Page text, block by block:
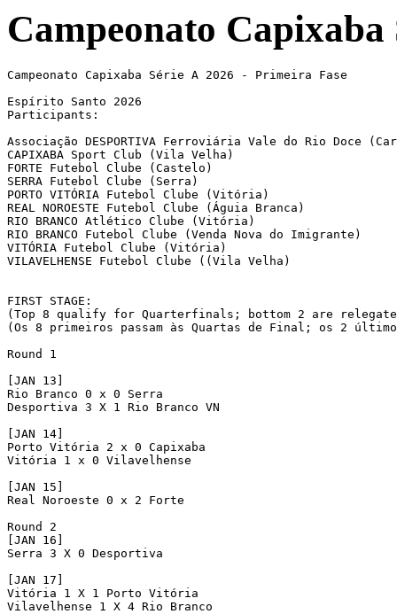
Campeonato Capixaba
Campeonato Capixaba Série A 2026 - Primeira Fase
Espírito Santo 2026
Participants:
Associação DESPORTIVA Ferroviária Vale do Rio Doce
CAPIXABA Sport Club
FORTE Futebol Clube (Castelo)
SERRA Futebol Clube (Serra)
PORTO VITÓRIA Futebol
REAL NOROESTE Futebol Clube (Águia Branca)
RIO BRANCO Atlético Clube (Vitória)
RIO BRANCO Futebol Clube (Venda Nova do Imigrante)
VITÓRIA Futebol Clube (Vitória)
VILAVELHENSE Futebol Clube
FIRST STAGE:
(Top 8 qualify for Quarterfinals; bottom 2 are
(Os 8 primeiros passam às Quartas de Final; os 2
Round 1
[JAN 13]
Rio Branco 0 x 0 Serra
Desportiva 3 X 1 Rio Branco VN
[JAN 14]
Porto Vitória 2 x 0 Capixaba
Vitória 1 x 0 Vilavelhense
[JAN 15]
Real Noroeste 0 x 2 Forte
Round 2
[JAN 16]
Serra 3 X 0 Desportiva
[JAN 17]
Vitória 1 X 1 Porto Vitória
Vilavelhense 1 X 4 Rio Branco